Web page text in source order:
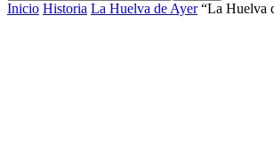
Inicio Historia La Huelva de Ayer “La Huelva